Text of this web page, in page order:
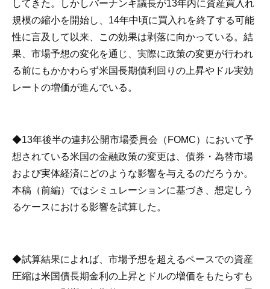
してきた。しかしバーナンキ議長が13年内に資産買入れ
規模の縮小を開始し、14年中頃に買入れを終了する可能
性に言及して以来、この効果は剥落に向かっている。結
果、市場予想の変化を通じ、実際に政策の変更が行われ
る前にもかかわらず米国長期債利回りの上昇やドル実効
レートの増価が進んでいる。
◆13年後半の連邦公開市場委員会（FOMC）において予
想されている米国の金融政策の変更は、債券・為替市場
および実体経済にどのような影響を与えるのだろうか。
本稿（前編）ではシミュレーションに基づき、想定しう
るケースにおける影響を試算した。
◆試算結果によれば、市場予想を超えるペースでの資産
圧縮は米国債長期金利の上昇とドルの増価をもたらすも